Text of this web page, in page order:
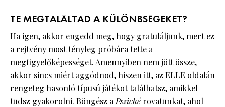
TE MEGTALÁLTAD A KÜLÖNBSÉGEKET?
Ha igen, akkor engedd meg, hogy gratuláljunk, mert ez
a rejtvény most tényleg próbára tette a
megfigyelőképességet. Amennyiben nem jött össze,
akkor sincs miért aggódnod, hiszen itt, az ELLE oldalán
rengeteg hasonló típusú játékot találhatsz, amikkel
tudsz gyakorolni. Böngész a Pszichérovatunkat, ahol